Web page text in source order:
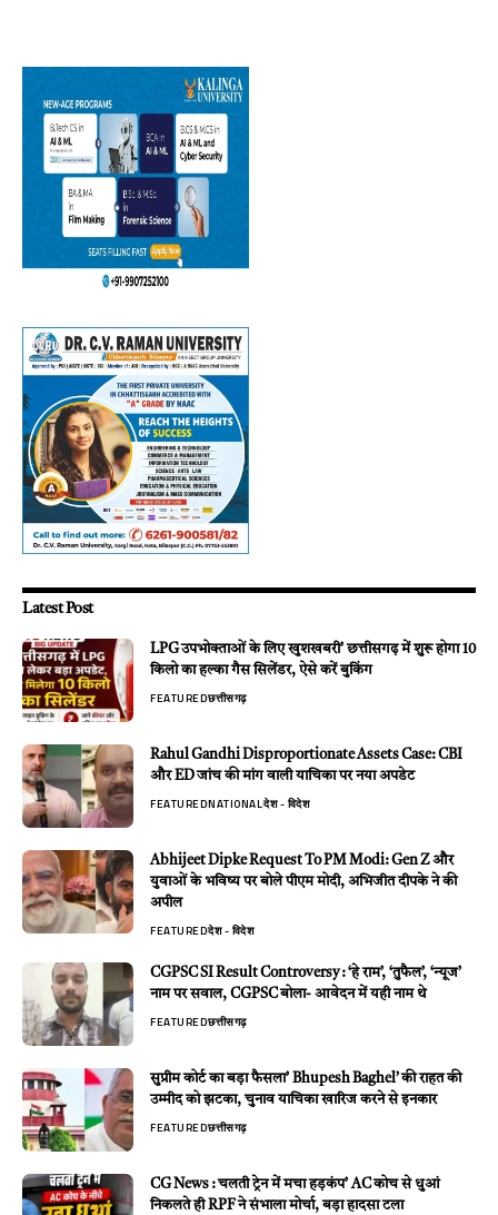
Latest Post
LPG उपभोक्ताओं के लिए खुशखबरी’ छत्तीसगढ़ में शुरू होगा 10
किलो का हल्का गैस सिलेंडर, ऐसे करें बुकिंग
FEATUREDछत्तीसगढ़
Rahul Gandhi Disproportionate Assets Case: CBI
और ED जांच की मांग वाली याचिका पर नया अपडेट
FEATUREDNATIONALदेश - विदेश
Abhijeet Dipke Request To PM Modi: Gen Z और
युवाओं के भविष्य पर बोले पीएम मोदी, अभिजीत दीपके ने की
अपील
FEATUREDदेश - विदेश
CGPSC SI Result Controversy : ‘हे राम’, ‘तुफैल’, ‘न्यूज’
नाम पर सवाल, CGPSC बोला- आवेदन में यही नाम थे
FEATUREDछत्तीसगढ़
सुप्रीम कोर्ट का बड़ा फैसला’ Bhupesh Baghel’ की राहत की
उम्मीद को झटका, चुनाव याचिका खारिज करने से इनकार
FEATUREDछत्तीसगढ़
CG News : चलती ट्रेन में मचा हड़कंप’ AC कोच से धुआं
निकलते ही RPF ने संभाला मोर्चा, बड़ा हादसा टला